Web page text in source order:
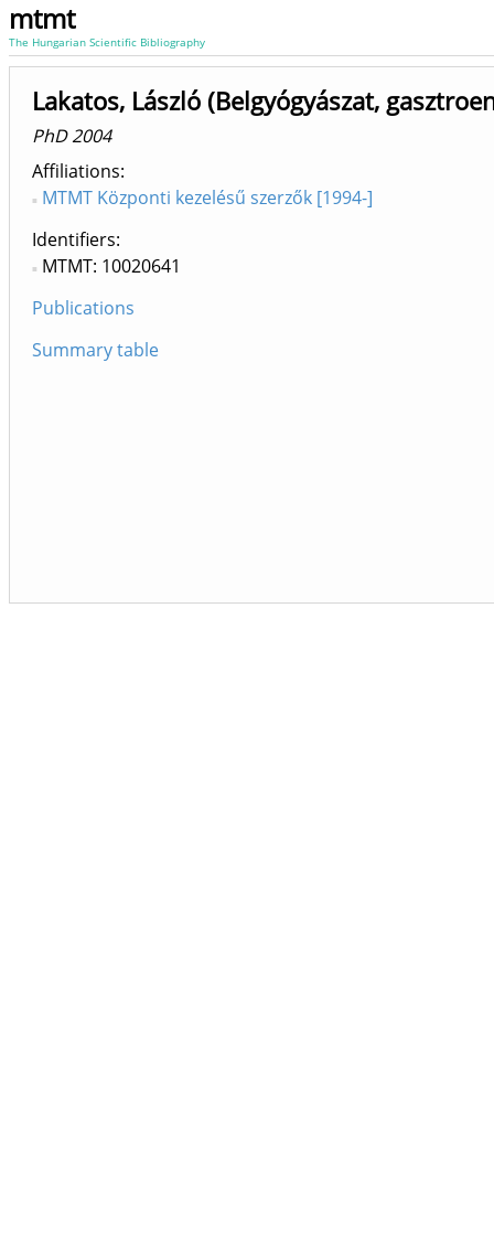
mtmt
The Hungarian Scientific Bibliography
Lakatos, László (Belgyógyászat,
PhD 2004
Affiliations
MTMT Központi kezelésű szerzők [1994-]
Identifiers
MTMT: 10020641
Publications
Summary table